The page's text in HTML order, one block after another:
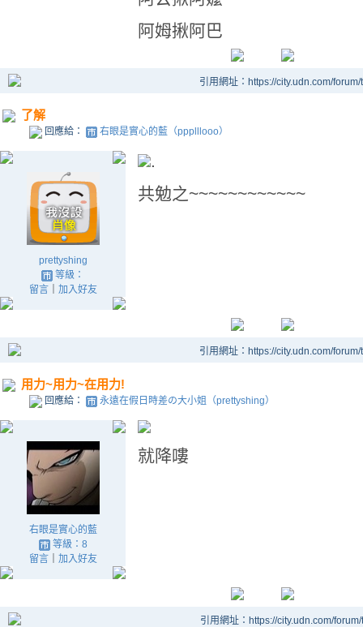
阿姆揪阿巴
引用網址：https://city.udn.com/
了解
回應給： 右眼是實心的藍（ppplllooo）
prettyshing
等級：
留言｜ 加入好友
.
共勉之~~~~~~~~~~~~
引用網址：https://city.udn.com/
用力~用力~在用力!
回應給： 永遠在假日時差の大小姐（prettyshing）
右眼是實心的藍
等級：8
留言｜ 加入好友
就降嘍
引用網址：https://city.udn.com/